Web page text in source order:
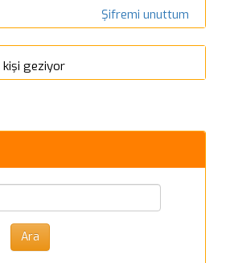
Şifremi unuttum
kişi geziyor